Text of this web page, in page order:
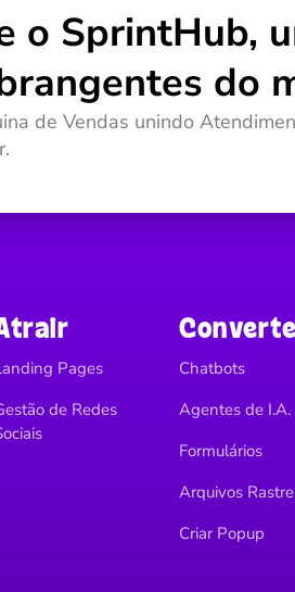
o SprintHub,
do
de Vendas unindo
Pages
de Redes
Chatbots
Agentes de I.A.
Formulários
Arquivos
Criar Popup